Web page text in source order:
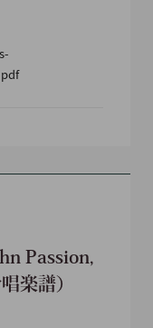
Passion,
楽譜）